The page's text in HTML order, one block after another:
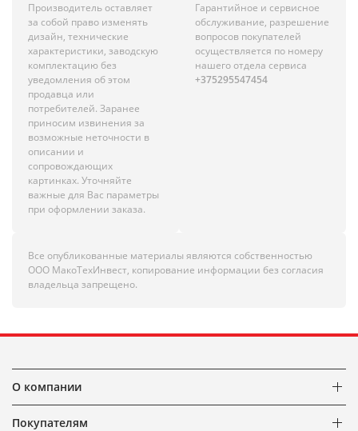
Производитель оставляет
за собой право изменять
дизайн, технические
характеристики, заводскую
комплектацию без
уведомления об этом
продавца или
потребителей. Заранее
приносим извинения за
возможные неточности в
описании и
сопровождающих
картинках. Уточняйте
важные для Вас параметры
при оформлении заказа.
Гарантийное и сервисное
обслуживание, разрешение
вопросов покупателей
осуществляется по номеру
нашего отдела сервиса
+375295547454
Все опубликованные материалы являются собственностью
ООО МакоТехИнвест, копирование информации без согласия
владельца запрещено.
О компании
Покупателям